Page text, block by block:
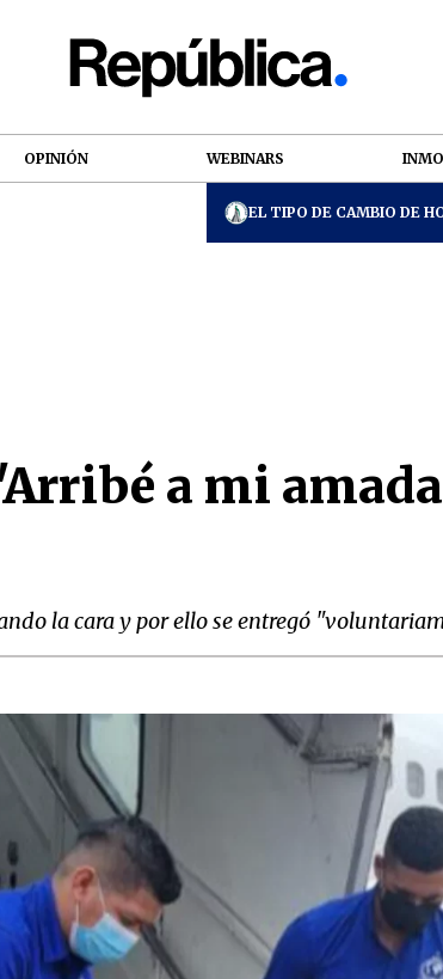
OPINIÓN WEBINARS
EL TIPO DE CAMBIO DE
a mi
la cara y por ello se entregó